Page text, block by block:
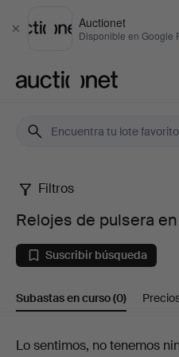
Cerrar
Auctionet
Disponible en Google
Relojes
de
pulsera
en
Filtros
Relojes de pulsera
Suscribir búsqueda
Subastas en curso(0)
Subastas
Lo sentimos, no tenemos